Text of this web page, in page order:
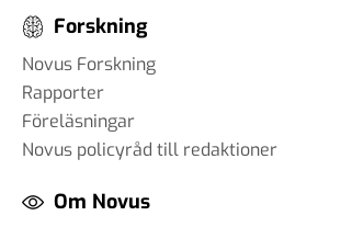
Forskning
Novus Forskning
Rapporter
Föreläsningar
Novus policyråd till redaktioner
Om Novus